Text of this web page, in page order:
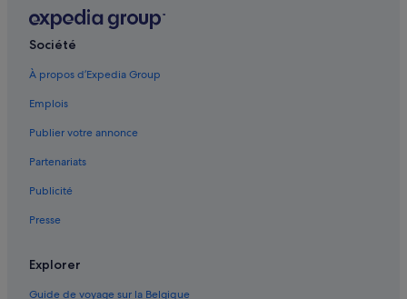
Sausalito : Chambres d’hôtes
San Francisco : hôtels
Marina District : hôtels
Centre-Ville de San Francisco : hôtels Hôtels de luxe
Société
À propos d’Expedia Group
Emplois
Publier votre annonce
Partenariats
Publicité
Presse
Explorer
Guide de voyage sur la Belgique